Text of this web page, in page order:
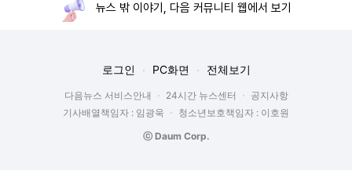
뉴스 밖 이야기, 다음 커뮤니티 웹에서 보기
로그인 PC화면 전체보기
다음뉴스 서비스안내 24시간 뉴스센터
공지사항
기사배열책임자 : 임광욱
청소년보호책임자 : 이호원
ⓒ Daum Corp.